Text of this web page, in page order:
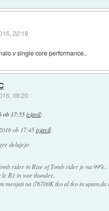
22:18
v single core performance..
08:20
ob 17:55 izjavil:
ob 17:45 izjavil:
delujejo
rider in Rise of Tomb rider je na 99%..
B1 in war thunder..
menjati na i76700K tko al tko in